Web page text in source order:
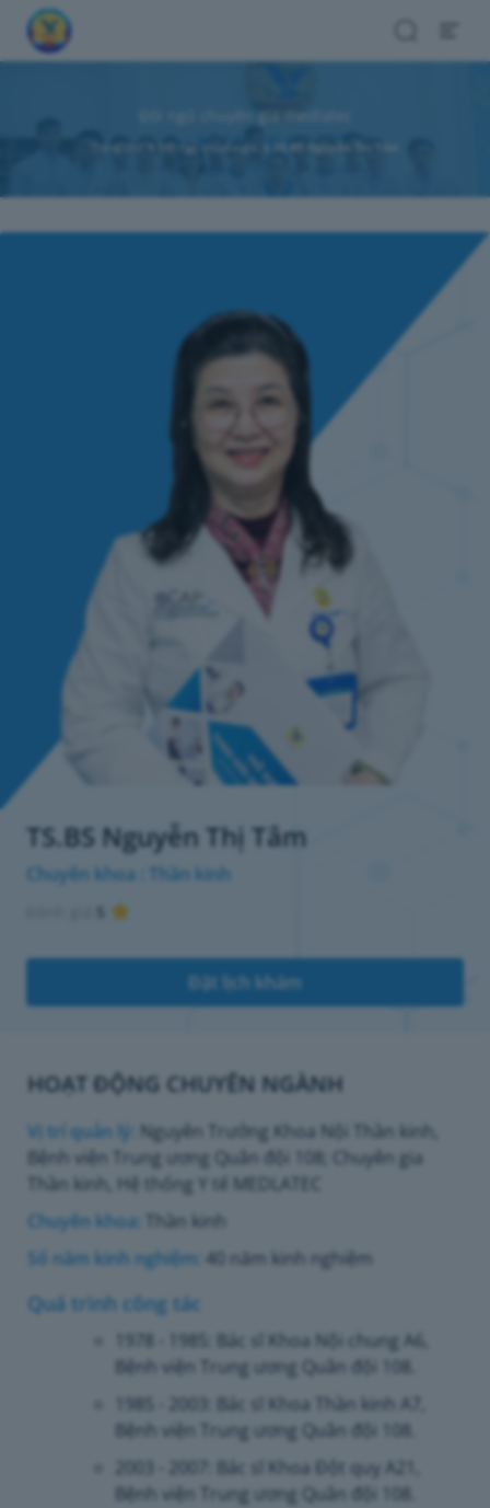
Đội ngũ chuyên gia medlatec
Trang chủ Đội ngũ chuyên gia TS.BS Nguyễn Thị Tâm
TS.BS Nguyễn Thị Tâm
Chuyên khoa : Thần kinh
Đặt lịch khám
HOẠT ĐỘNG CHUYÊN NGÀNH
Vị trí quản lý:
Nguyên Trưởng Khoa Nội Thần kinh,
Bệnh viện Trung ương Quân đội 108; Chuyên gia
Thần kinh, Hệ thống Y tế MEDLATEC
Chuyên khoa:
Thần kinh
Số năm kinh nghiệm: 40 năm kinh nghiệm
Quá trình công tác
1978 - 1985: Bác sĩ Khoa Nội chung A6,
Bệnh viện Trung ương Quân đội 108.
1985 - 2003: Bác sĩ Khoa Thần kinh A7,
Bệnh viện Trung ương Quân đội 108.
2003 - 2007: Bác sĩ Khoa Đột quỵ A21,
Bệnh viện Trung ương Quân đội 108.